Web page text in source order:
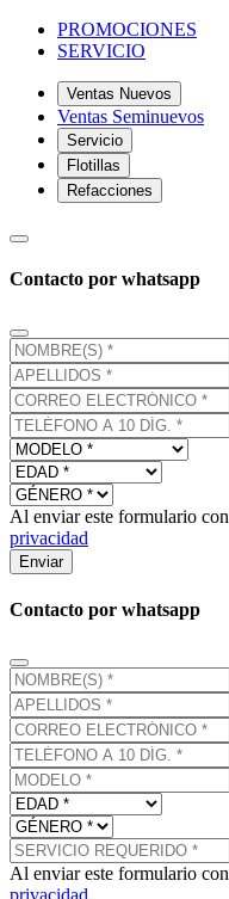
PROMOCIONES
SERVICIO
Ventas Nuevos
Ventas Seminuevos
Servicio
Flotillas
Refacciones
Contacto por whatsapp
Al enviar este formulario
privacidad
Enviar
Contacto por whatsapp
Al enviar este formulario
privacidad